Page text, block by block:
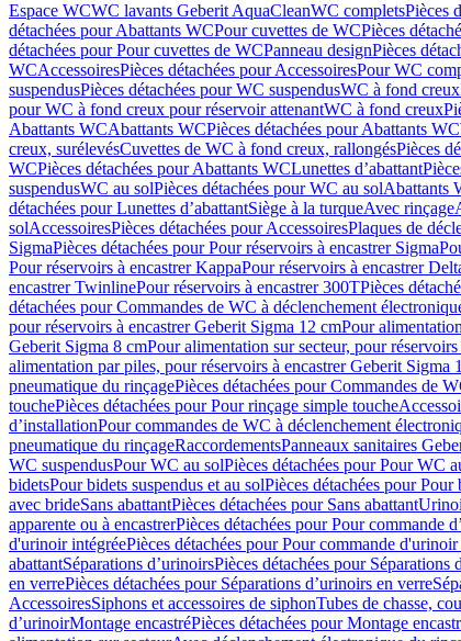
Espace WCWC lavants Geberit AquaCleanWC completsPièces
détachées pour Abattants WCPour cuvettes de WCPièces
détachées pour Pour cuvettes de WCPanneau designPièces
WCAccessoiresPièces détachées pour AccessoiresPour WC
suspendusPièces détachées pour WC suspendusWC à fond creux
pour WC à fond creux pour réservoir attenantWC à fond creux
Abattants WCAbattants WCPièces détachées pour Abattants WC
creux, surélevésCuvettes de WC à fond creux, rallongésPièces
WCPièces détachées pour Abattants WCLunettes d’abattant
suspendusWC au solPièces détachées pour WC au solAbattants
détachées pour Lunettes d’abattantSiège à la turqueAvec rinçage
solAccessoiresPièces détachées pour AccessoiresPlaques de
SigmaPièces détachées pour Pour réservoirs à encastrer Sigma
Pour réservoirs à encastrer KappaPour réservoirs à encastrer
encastrer TwinlinePour réservoirs à encastrer 300TPièces
détachées pour Commandes de WC à déclenchement
pour réservoirs à encastrer Geberit Sigma 12 cmPour
Geberit Sigma 8 cmPour alimentation sur secteur, pour
alimentation par piles, pour réservoirs à encastrer Geberit Sigma
pneumatique du rinçagePièces détachées pour Commandes de
touchePièces détachées pour Pour rinçage simple touche
d’installationPour commandes de WC à déclenchement
pneumatique du rinçageRaccordementsPanneaux sanitaires
WC suspendusPour WC au solPièces détachées pour Pour WC
bidetsPour bidets suspendus et au solPièces détachées pour Pour
avec brideSans abattantPièces détachées pour Sans abattant
apparente ou à encastrerPièces détachées pour Pour commande
d'urinoir intégréePièces détachées pour Pour commande
abattantSéparations d’urinoirsPièces détachées pour Séparations
en verrePièces détachées pour Séparations d’urinoirs en verre
AccessoiresSiphons et accessoires de siphonTubes de chasse,
dʼurinoirMontage encastréPièces détachées pour Montage